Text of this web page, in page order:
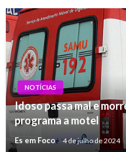
NOTÍCIAS
Idoso passa mal e
programa a motel
Es em Foco 4 de julho de 2024